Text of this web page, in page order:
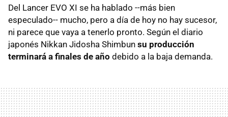
Del Lancer EVO XI se ha hablado --más bien
especulado-- mucho, pero a día de hoy no hay sucesor,
ni parece que vaya a tenerlo pronto. Según el diario
japonés Nikkan Jidosha Shimbun su producción
terminará a finales de año debido a la baja demanda.